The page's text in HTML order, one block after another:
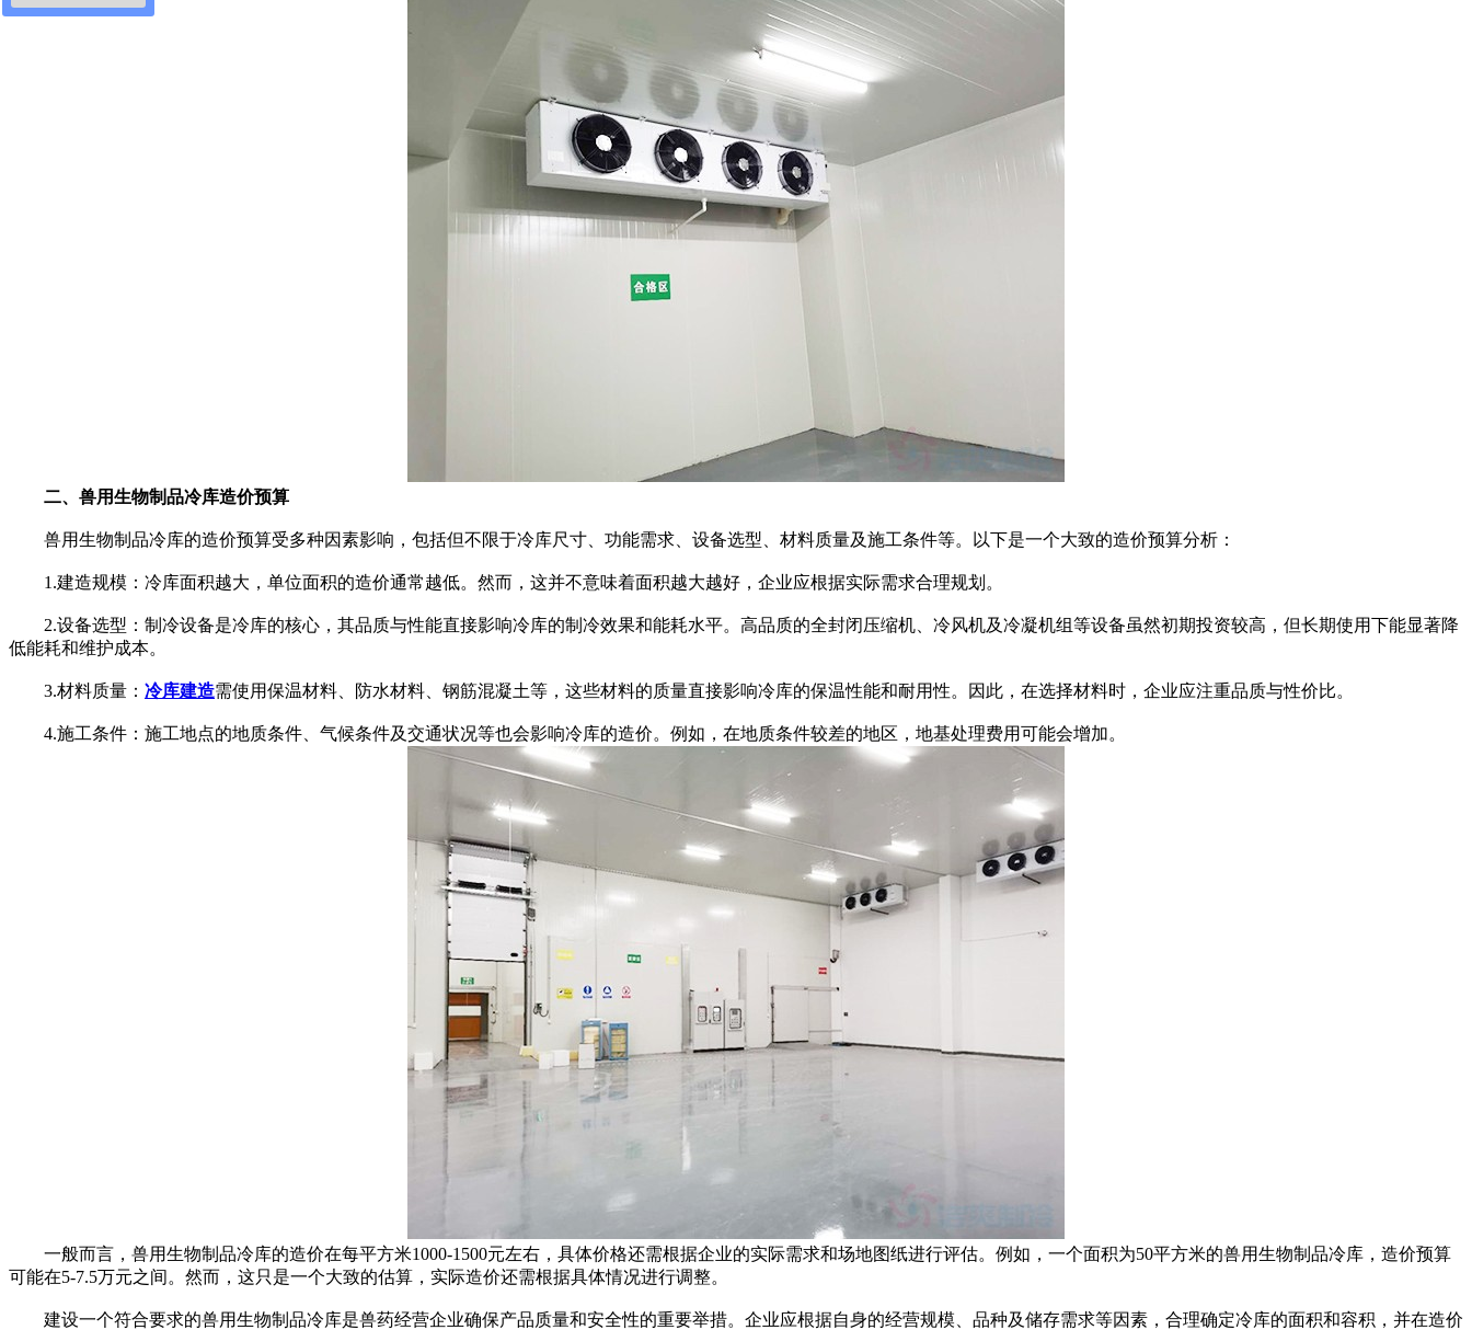
二、兽用生物制品冷库造价预算
兽用生物制品冷库的造价预算受多种因素影响，包括但不限于冷库尺寸、功能需求、设备选型、材料质量及施工条件等。以下是一个大致的造价预算分析：
1.建造规模：冷库面积越大，单位面积的造价通常越低。然而，这并不意味着面积越大越好，企业应根据实际需求合理规划。
2.设备选型：制冷设备是冷库的核心，其品质与性能直接影响冷库的制冷效果和能耗水平。高品质的全封闭压缩机、冷风机及冷凝机组等设备虽然初期投资较高，但长期使用下能显著降
低能耗和维护成本。
3.材料质量： 冷库建造需使用保温材料、防水材料、钢筋混凝土等，这些材料的质量直接影响冷库的保温性能和耐用性。因此，在选择材料时，企业应注重品质与性价比。
4.施工条件：施工地点的地质条件、气候条件及交通状况等也会影响冷库的造价。例如，在地质条件较差的地区，地基处理费用可能会增加。
一般而言，兽用生物制品冷库的造价在每平方米1000-1500元左右，具体价格还需根据企业的实际需求和场地图纸进行评估。例如，一个面积为50平方米的兽用生物制品冷库，造价预算
可能在5-7.5万元之间。然而，这只是一个大致的估算，实际造价还需根据具体情况进行调整。
建设一个符合要求的兽用生物制品冷库是兽药经营企业确保产品质量和安全性的重要举措。企业应根据自身的经营规模、品种及储存需求等因素，合理确定冷库的面积和容积，并在造价